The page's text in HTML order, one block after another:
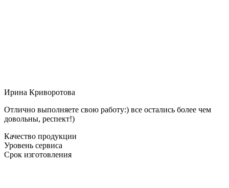
Ирина Криворотова
Отлично выполняете свою работу:) все остались более чем
довольны, респект!)
Качество продукции
Уровень сервиса
Срок изготовления